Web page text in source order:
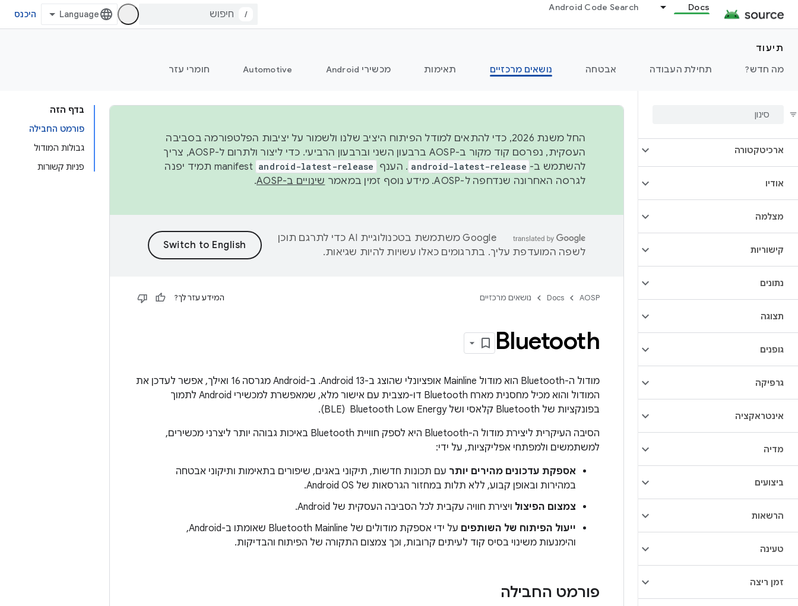
Docs
Android Code Search
/ היכנס
תיעוד
מה חדש?
תחילת העבודה אבטחה נושאים מרכזיים תאימות מכשירי Android Automotive חומרי עזר
סקירה כללית
ארכיטקטורה
אודיו
מצלמה
קישוריות
נתונים
תצוגה
גופנים
גרפיקה
אינטראקציה
מדיה
ביצועים
הרשאות
טעינה
זמן ריצה
בדף הזה
פורמט החבילה
גבולות המודול
פניות קשורות
החל משנת 2026, כדי להתאים למודל הפיתוח היציב שלנו ולשמור על יציבות הפלטפורמה בסביבה
העסקית, נפרסם קוד מקור ב-AOSP ברבעון השני וברבעון הרביעי. כדי ליצור ולתרום ל-AOSP, צריך
להשתמש ב- android-latest-release . הענף android-latest-release
manifest תמיד יפנה
לגרסה האחרונה שנדחפה ל-AOSP. מידע נוסף זמין במאמר
שינויים ב-AOSP .
‫Google משתמשת בטכנולוגיית AI כדי לתרגם תוכן
לשפה המועדפת עליך. בתרגומים כאלו עשויות להיות שגיאות.
AOSP
Docs נושאים מרכזיים המידע עזר לך?
Bluetooth
מודול ה-Bluetooth הוא מודול Mainline אופציונלי שהוצג ב-Android 13. ב-Android מגרסה 16 ואילך, אפשר לעדכן את
המודול והוא מכיל מחסנית מארח Bluetooth דו-מצבית עם אישור מלא, שמאפשרת למכשירי Android לתמוך
בפונקציות של Bluetooth קלאסי ושל Bluetooth Low Energy ‏ (BLE).
הסיבה העיקרית ליצירת מודול ה-Bluetooth היא לספק חוויית Bluetooth באיכות גבוהה יותר ליצרני מכשירים,
למשתמשים ולמפתחי אפליקציות, על ידי:
אספקת עדכונים מהירים יותר עם תכונות חדשות, תיקוני באגים, שיפורים בתאימות ותיקוני אבטחה
במהירות ובאופן קבוע, ללא תלות במחזור הגרסאות של Android OS.
צמצום הפיצול ויצירת חוויה עקבית לכל הסביבה העסקית של Android.
ייעול הפיתוח של השותפים
על ידי אספקת מודולים של Bluetooth Mainline שאומתו ב-Android,
והימנעות משינוי בסיס קוד לעיתים קרובות, וכך צמצום התקורה של הפיתוח והבדיקות.
פורמט החבילה